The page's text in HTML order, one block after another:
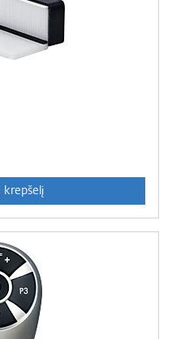
krepšelį